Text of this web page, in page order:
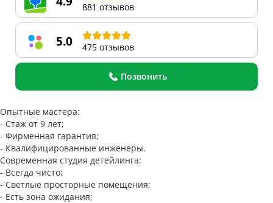
881 отзывов
5.0 475 отзывов
Позвонить
Опытные мастера:
- Стаж от 9 лет;
- Фирменная гарантия;
- Квалифицированные инженеры.
Современная студия детейлинга:
- Всегда чисто;
- Светлые просторные помещения;
- Есть зона ожидания;